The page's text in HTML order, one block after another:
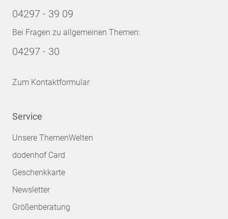
04297 - 39 09
Bei Fragen zu allgemeinen Themen:
04297 - 30
Zum Kontaktformular
Service
Unsere ThemenWelten
dodenhof Card
Geschenkkarte
Newsletter
Größenberatung